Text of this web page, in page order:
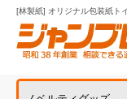
[林製紙] オリジナル包装紙ト